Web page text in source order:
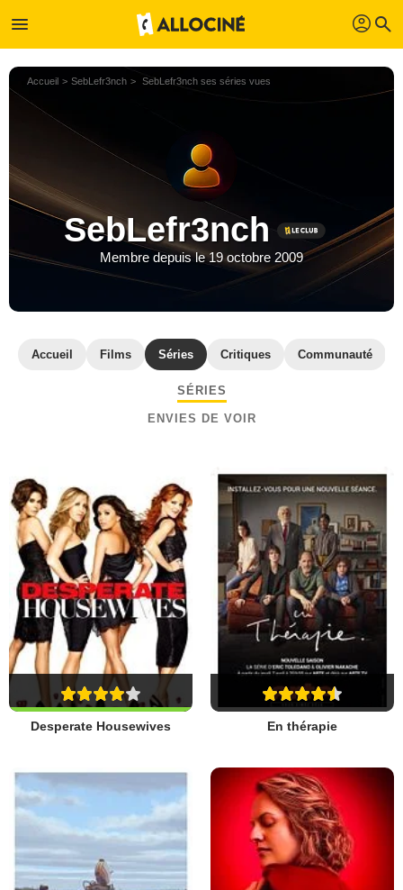
menu profil search
Accueil SebLefr3nch SebLefr3nch ses séries vues
SebLefr3nch
Membre depuis le 19 octobre 2009
Accueil Films Séries Critiques Communauté
SÉRIES
ENVIES DE VOIR
Desperate Housewives En thérapie